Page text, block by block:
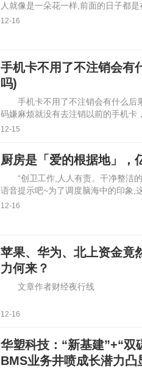
人就像是一朵花一样,前面的日子都
12-16
手机卡不用了不注销会有
吗)
手机卡不用了不注销会有什么后
码嫌麻烦就没有去注销以前的手机卡
12-15
厨房是「爱的根据地」，
“创卫工作,人人有责。干净整洁
语音提示吧~为了调度脑海中的印象,
12-16
苹果、华为、北上资金竟
力何来？
文章作者财经夜行线
12-16
华塑科技：“新基建”+“
BMS业务井喷成长潜力凸